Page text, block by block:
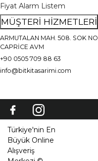
Fiyat Alarm Listem
MÜŞTERİ HİZMETLERİ
ARMUTALAN MAH. 508. SOK
CAPRİCE AVM
+90 0505 709 88 63
info@bitkitasarimi.com
Türkiye'nin En
Büyük Online
Alışveriş